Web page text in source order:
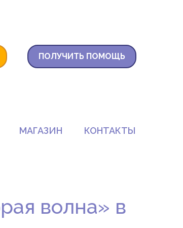
ПОЛУЧИТЬ ПОМОЩЬ
МАГАЗИН КОНТАКТЫ
волна» в